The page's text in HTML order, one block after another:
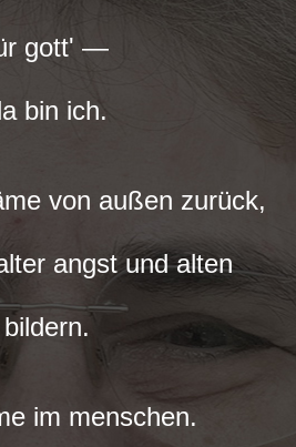
gott' —
bin ich.
von außen zurück,
angst und alten
bildern.
im menschen.